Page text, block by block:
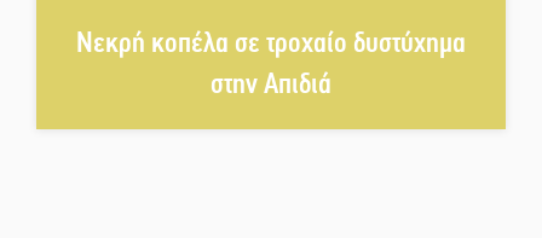
Σωτήρια επέμβαση για ναυτικό
Νεκρή κοπέλα σε τροχαίο δυστύχημα
στην Απιδιά